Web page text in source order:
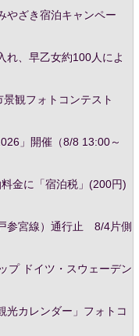
やざき宿泊キャンペー
れ、早乙女約100人によ
観フォトコンテスト
」開催（8/8 13:00～
金に「宿泊税」(200円)
参宮線）通行止 8/4片側
プ ドイツ・スウェーデン
光カレンダー」フォトコ